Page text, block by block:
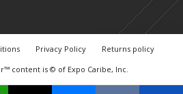
Privacy Policy
Returns policy
content is © of Expo Caribe, Inc.